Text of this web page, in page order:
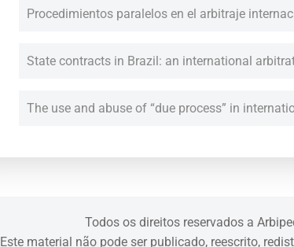
Procedimientos paralelos en el arbitraje
State contracts in Brazil: an international
The use and abuse of “due process” in
Todos os direitos reservados a
Este material não pode ser publicado, reescrito,